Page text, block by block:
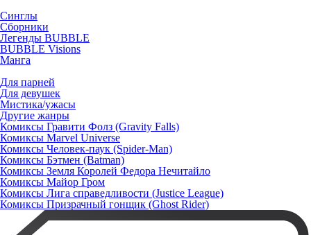
Синглы
Сборники
Легенды BUBBLE
BUBBLE Visions
Манга
Для парней
Для девушек
Мистика/ужасы
Другие жанры
Комиксы Гравити Фолз (Gravity Falls)
Комиксы Marvel Universe
Комиксы Человек-паук (Spider-Man)
Комиксы Бэтмен (Batman)
Комиксы Земля Королей Федора Нечитайло
Комиксы Майор Гром
Комиксы Лига справедливости (Justice League)
Комиксы Призрачный гонщик (Ghost Rider)